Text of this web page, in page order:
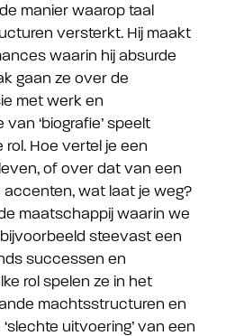
manier waarop taal
versterkt. Hij maakt
waarin hij absurde
gaan ze over de
met werk en
‘biografie’ speelt
rol. Hoe vertel je een
of over dat van een
accenten, wat laat je weg?
maatschappij waarin we
bijvoorbeeld steevast een
successen en
rol spelen ze in het
machtsstructuren en
uitvoering’ van een